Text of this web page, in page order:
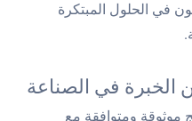
في الحلول المبتكرة
موثوقة ومتوافقة مع